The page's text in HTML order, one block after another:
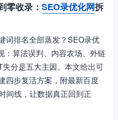
零收录： SEO录优化网拆
词排名全部蒸发？SEO录优
：算法误判、内容农场、外链
分是五大主因。本文给出可
四步复活方案，附最新百度
间线，让数据真正回到正